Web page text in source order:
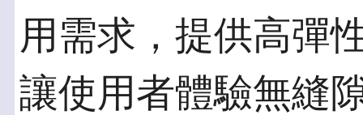
用需求，提供高彈
讓使用者體驗無縫